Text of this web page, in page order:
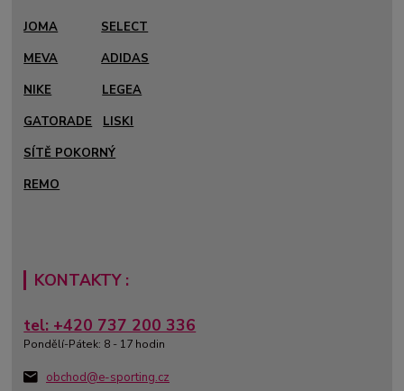
JOMA
SELECT
MEVA
ADIDAS
NIKE
LEGEA
GATORADE
LISKI
SÍTĚ POKORNÝ
REMO
KONTAKTY :
tel: +420 737 200 336
Pondělí-Pátek: 8 - 17 hodin
obchod@e-sporting.cz